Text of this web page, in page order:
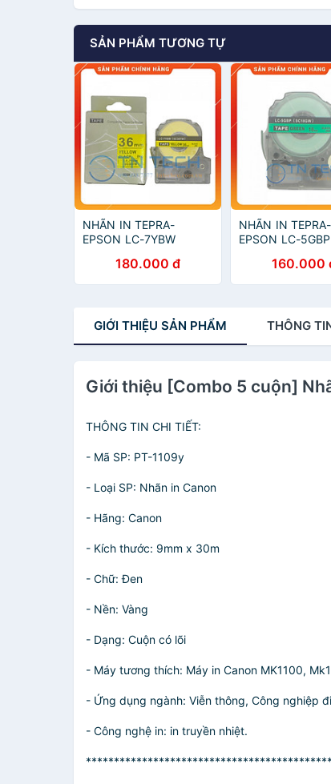
SẢN PHẨM TƯƠNG TỰ
NHÃN IN TEPRA-
EPSON LC-7YBW
NỀN VÀNG 36MM X 8M
[Hàng nhập khẩu]
180.000 đ
NHÃN IN TEPRA-
EPSON LC-5GBP
NỀN LÁ 18MM X
[Hàng nhập
160.000
GIỚI THIỆU SẢN PHẨM THÔNG
Giới thiệu [Combo 5 cuộn]
THÔNG TIN CHI TIẾT:
- Mã SP: PT-1109y
- Loại SP: Nhãn in Canon
- Hãng: Canon
- Kích thước: 9mm x 30m
- Chữ: Đen
- Nền: Vàng
- Dạng: Cuộn có lõi
- Máy tương thích: Máy in Canon MK1100,
- Ứng dụng ngành: Viễn thông, Công nghiệp
- Công nghệ in: in truyền nhiệt.